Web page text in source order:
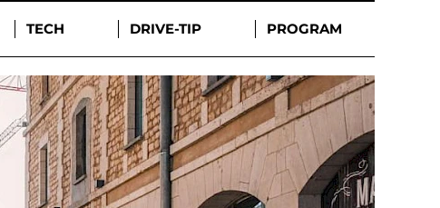
TECH DRIVE-TIP PROGRAM